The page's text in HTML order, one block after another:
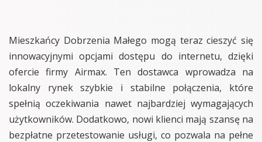
Mieszkańcy Dobrzenia Małego mogą teraz cieszyć się
innowacyjnymi opcjami dostępu do internetu, dzięki
ofercie firmy Airmax. Ten dostawca wprowadza na
lokalny rynek szybkie i stabilne połączenia, które
spełnią oczekiwania nawet najbardziej wymagających
użytkowników. Dodatkowo, nowi klienci mają szansę na
bezpłatne przetestowanie usługi, co pozwala na pełne